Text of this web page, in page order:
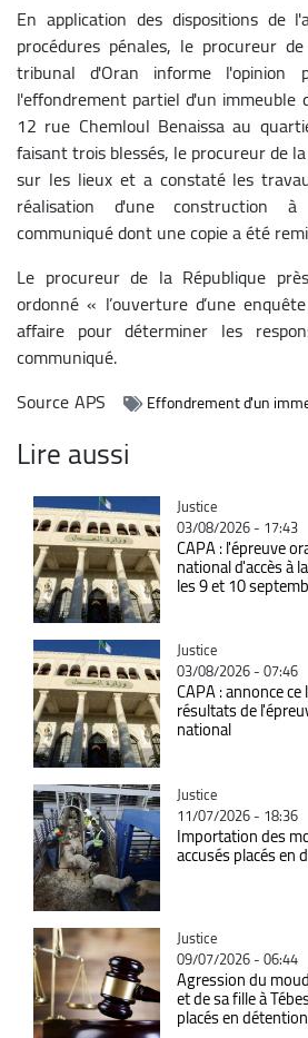
En application des dispositions de
procédures pénales, le procureur
tribunal d'Oran informe l'opinion
l'effondrement partiel d'un immeuble
12 rue Chemloul Benaissa au
faisant trois blessés, le procureur de
sur les lieux et a constaté les
réalisation d'une construction
communiqué dont une copie a été
Le procureur de la République
ordonné « l’ouverture d’une
affaire pour déterminer les
communiqué.
SourceAPS Effondrement d'un
Lire aussi
Catégorie
Justice
03/08/2026 - 17:43
CAPA : l'épreuve
national d'accès à
les 9 et 10
Catégorie
Justice
03/08/2026 - 07:46
CAPA : annonce
résultats de
national
Catégorie
Justice
11/07/2026 - 18:36
Importation des
accusés placés
Catégorie
Justice
09/07/2026 - 06:44
Agression du
et de sa fille à
placés en